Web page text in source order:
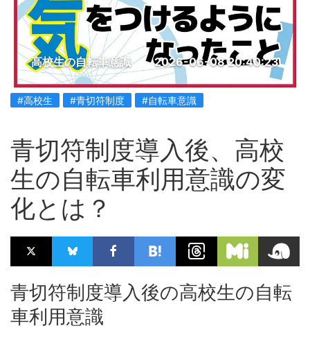
高校生の自転車意識 2026-06-08 20:40:23
#高校生 #青切符制度 #自転車意識
青切符制度導入後、高校
生の自転車利用意識の変
化とは？
青切符制度導入後の高校生の自転
車利用意識